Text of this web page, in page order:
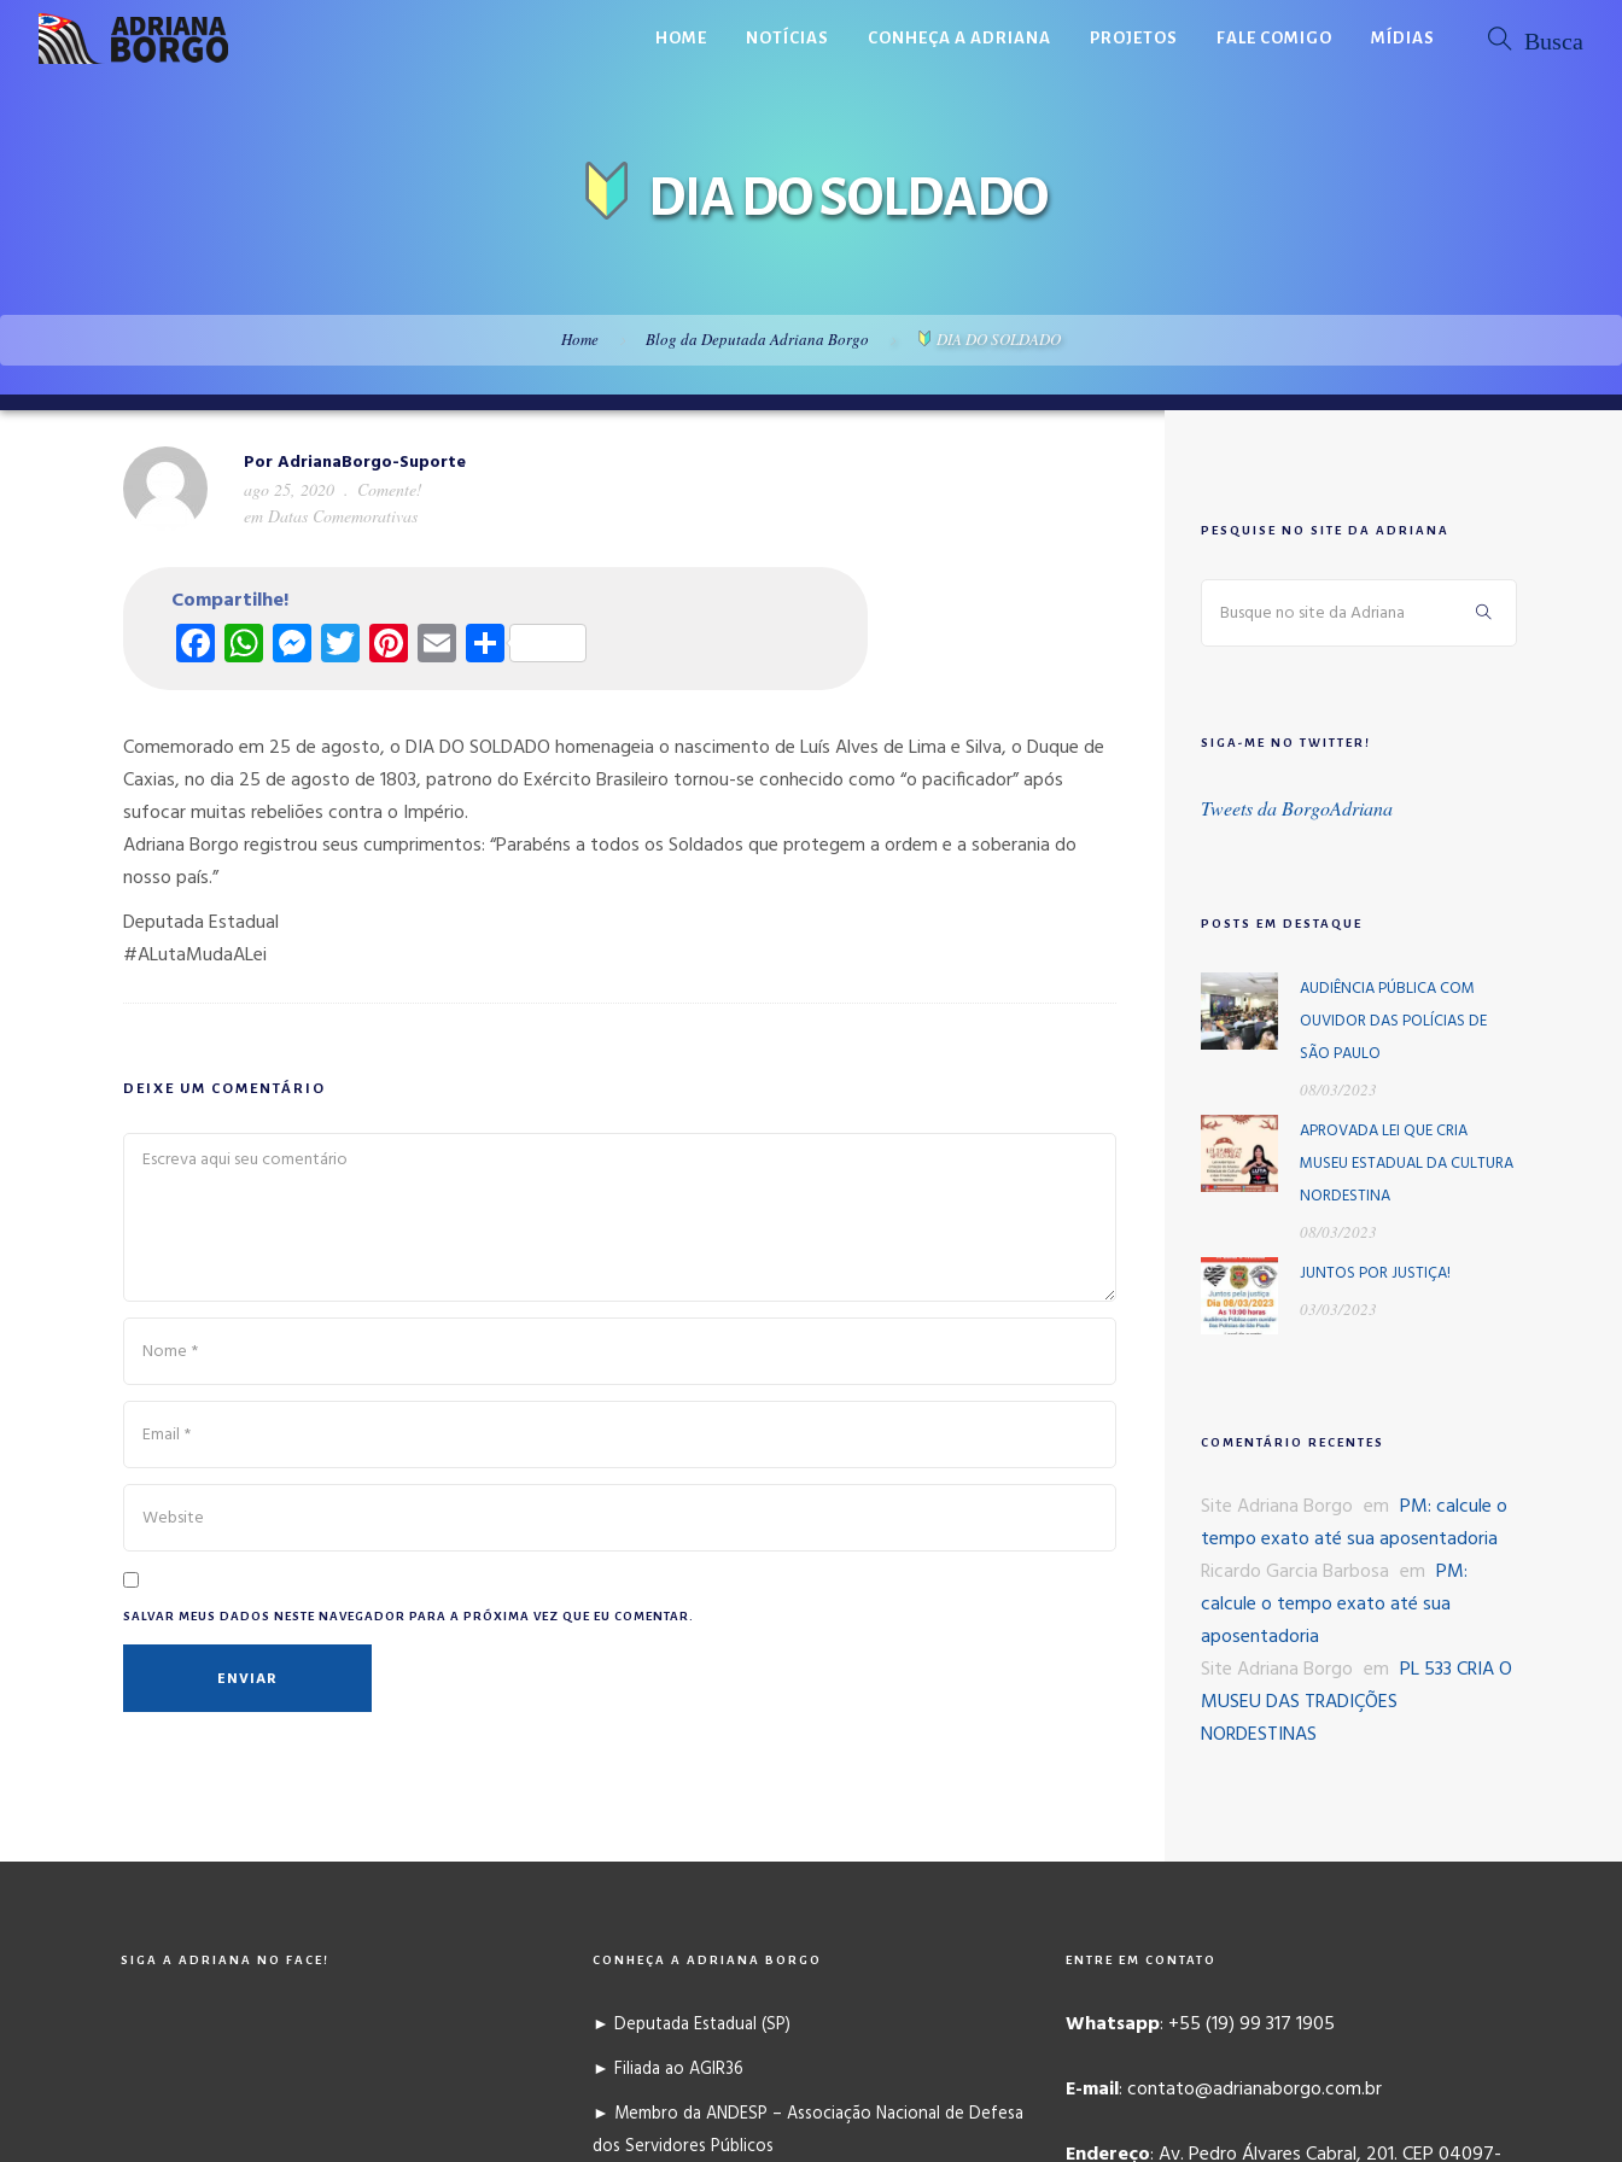
HOME NOTÍCIAS CONHEÇA A ADRIANA PROJETOS FALE COMIGO MÍDIAS
DIA DO SOLDADO
Home Blog da Deputada Adriana Borgo DIA DO SOLDADO
PorAdrianaBorgo-Suporte
ago 25, 2020
Comente!
em Datas Comemorativas
Compartilhe!
Facebook
WhatsApp
Messenger
Twitter
Pinterest
Email
Share
Comemorado em 25 de agosto, o DIA DO SOLDADO homenageia o nascimento de Luís Alves de Lima e Silva, o Duque de
Caxias, no dia 25 de agosto de 1803, patrono do Exército Brasileiro tornou-se conhecido como “o pacificador” após
sufocar muitas rebeliões contra o Império.
Adriana Borgo registrou seus cumprimentos: “Parabéns a todos os Soldados que protegem a ordem e a soberania do
nosso país.”
Deputada Estadual
#ALutaMudaALei
DEIXE UM COMENTÁRIO
SALVAR MEUS DADOS NESTE NAVEGADOR PARA A PRÓXIMA VEZ QUE EU COMENTAR.
PESQUISE NO SITE DA ADRIANA
SIGA-ME NO TWITTER!
Tweets da BorgoAdriana
POSTS EM DESTAQUE
AUDIÊNCIA PÚBLICA COM
OUVIDOR DAS POLÍCIAS DE
SÃO PAULO
08/03/2023
APROVADA LEI QUE CRIA
MUSEU ESTADUAL DA CULTURA
NORDESTINA
08/03/2023
JUNTOS POR JUSTIÇA!
03/03/2023
COMENTÁRIO RECENTES
Site Adriana Borgo em PM: calcule o
tempo exato até sua aposentadoria
Ricardo Garcia Barbosa em PM:
calcule o tempo exato até sua
aposentadoria
Site Adriana Borgo em PL 533 CRIA O
MUSEU DAS TRADIÇÕES
NORDESTINAS
SIGA A ADRIANA NO FACE! CONHEÇA A ADRIANA BORGO
► Deputada Estadual (SP)
► Filiada ao AGIR36
► Membro da ANDESP – Associação Nacional de Defesa
dos Servidores Públicos
ENTRE EM CONTATO
Whatsapp: +55 (19) 99 317 1905
E-mail: contato@adrianaborgo.com.br
Endereço: Av. Pedro Álvares Cabral, 201. CEP 04097-